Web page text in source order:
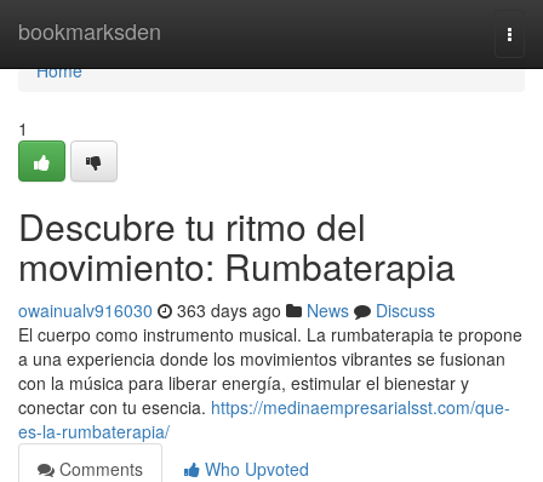
bookmarksden
Home
Home
1
Descubre tu ritmo del
movimiento: Rumbaterapia
owainualv916030 363 days ago News
Discuss
El cuerpo como instrumento musical. La rumbaterapia te propone
a una experiencia donde los movimientos vibrantes se fusionan
con la música para liberar energía, estimular el bienestar y
conectar con tu esencia. https://medinaempresarialsst.com/que-
es-la-rumbaterapia/
Comments
Who Upvoted